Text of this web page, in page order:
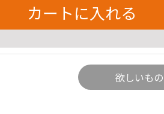
カートに入れる
欲しいも